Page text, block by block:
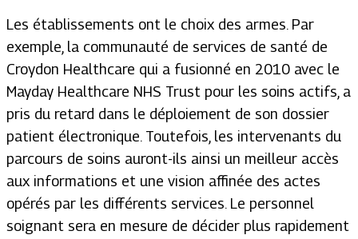
Les établissements ont le choix des armes. Par
exemple, la communauté de services de santé de
Croydon Healthcare qui a fusionné en 2010 avec le
Mayday Healthcare NHS Trust pour les soins actifs, a
pris du retard dans le déploiement de son dossier
patient électronique. Toutefois, les intervenants du
parcours de soins auront-ils ainsi un meilleur accès
aux informations et une vision affinée des actes
opérés par les différents services. Le personnel
soignant sera en mesure de décider plus rapidement